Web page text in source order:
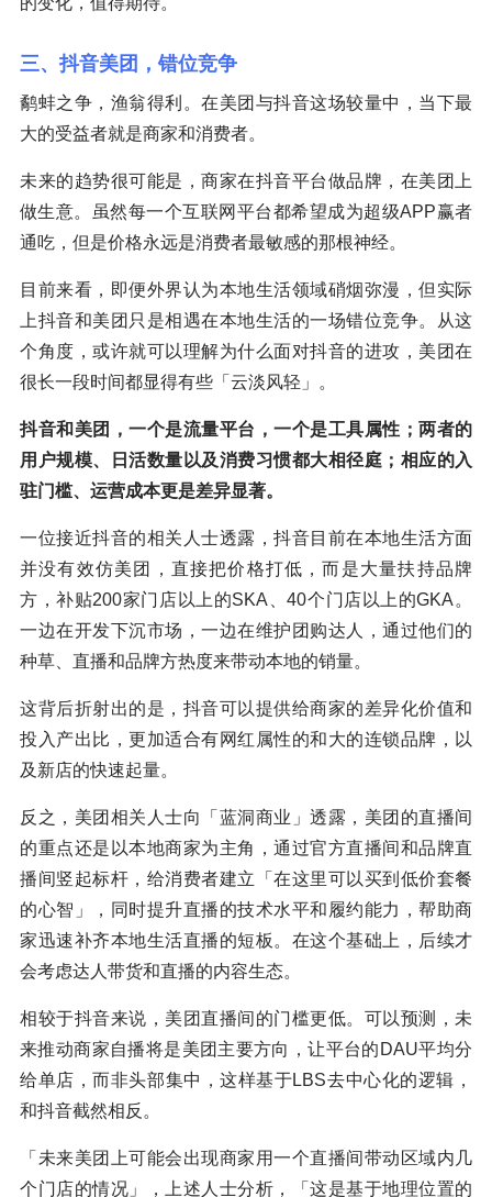
三、抖音美团，错位竞争
鹬蚌之争，渔翁得利。在美团与抖音这场较量中，当下最
大的受益者就是商家和消费者。
未来的趋势很可能是，商家在抖音平台做品牌，在美团上
做生意。虽然每一个互联网平台都希望成为超级APP赢者
通吃，但是价格永远是消费者最敏感的那根神经。
目前来看，即便外界认为本地生活领域硝烟弥漫，但实际
上抖音和美团只是相遇在本地生活的一场错位竞争。从这
个角度，或许就可以理解为什么面对抖音的进攻，美团在
很长一段时间都显得有些「云淡风轻」。
抖音和美团，一个是流量平台，一个是工具属性；两者的
用户规模、日活数量以及消费习惯都大相径庭；相应的入
驻门槛、运营成本更是差异显著。
一位接近抖音的相关人士透露，抖音目前在本地生活方面
并没有效仿美团，直接把价格打低，而是大量扶持品牌
方，补贴200家门店以上的SKA、40个门店以上的GKA。
一边在开发下沉市场，一边在维护团购达人，通过他们的
种草、直播和品牌方热度来带动本地的销量。
这背后折射出的是，抖音可以提供给商家的差异化价值和
投入产出比，更加适合有网红属性的和大的连锁品牌，以
及新店的快速起量。
反之，美团相关人士向「蓝洞商业」透露，美团的直播间
的重点还是以本地商家为主角，通过官方直播间和品牌直
播间竖起标杆，给消费者建立「在这里可以买到低价套餐
的心智」，同时提升直播的技术水平和履约能力，帮助商
家迅速补齐本地生活直播的短板。在这个基础上，后续才
会考虑达人带货和直播的内容生态。
相较于抖音来说，美团直播间的门槛更低。可以预测，未
来推动商家自播将是美团主要方向，让平台的DAU平均分
给单店，而非头部集中，这样基于LBS去中心化的逻辑，
和抖音截然相反。
「未来美团上可能会出现商家用一个直播间带动区域内几
个门店的情况」，上述人士分析，「这是基于地理位置的